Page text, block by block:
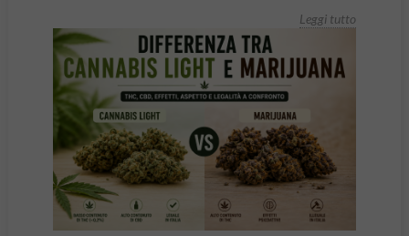
Leggi tutto